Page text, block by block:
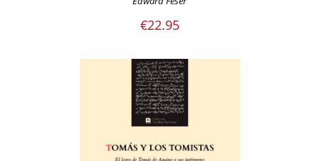
€22.95